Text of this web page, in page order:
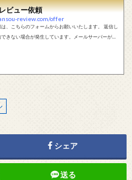
ビュー依頼
review.com/offer
きない場合が発生しています。メールサーバーが正
シェア
送る